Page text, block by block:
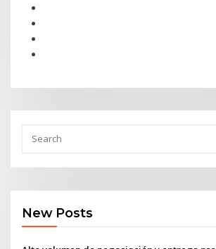
New Posts